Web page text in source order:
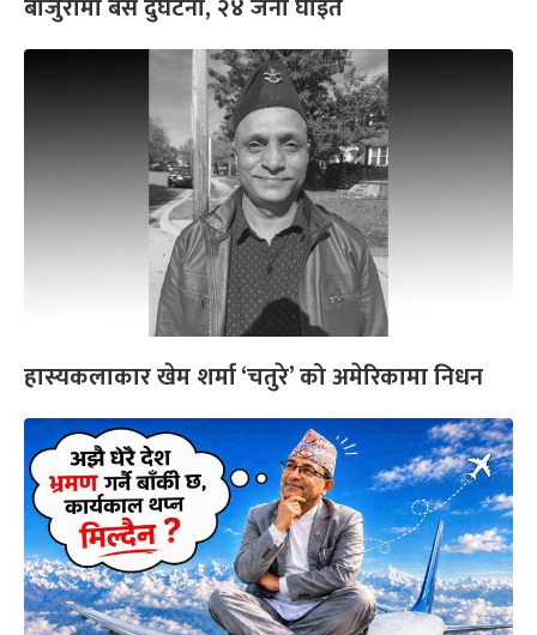
बाजुरामा बस दुर्घटना, २४ जना घाइते
हास्यकलाकार खेम शर्मा ‘चतुरे’ को अमेरिकामा निधन